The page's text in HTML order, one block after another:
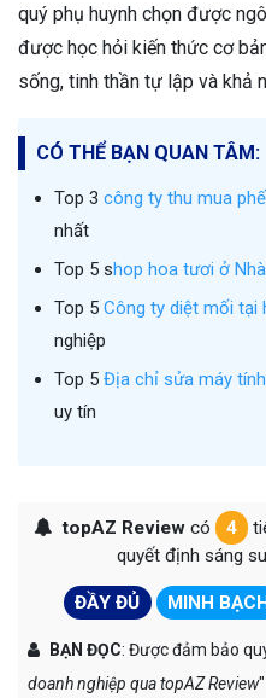
quý phụ huynh chọn được
được học hỏi kiến thức cơ
sống, tinh thần tự lập và khả
CÓ THỂ BẠN QUAN TÂM:
Top 3 công ty thu mua
nhất
Top 5 shop hoa tươi ở
Top 5 Công ty diệt mối tại
nghiệp
Top 5 Địa chỉ sửa máy
uy tín
topAZ Reviewcó 4
quyết định sáng
ĐẦY ĐỦ MINH
BẠN ĐỌC: Được đảm bảo
doanh nghiệp qua topAZ Review"